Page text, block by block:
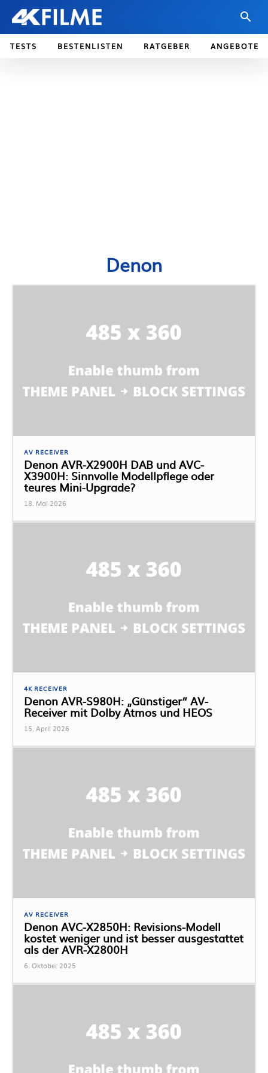
TESTS BESTENLISTEN RATGEBER ANGEBOTE
Denon
AV RECEIVER
Denon AVR-X2900H DAB und AVC-
X3900H: Sinnvolle Modellpflege oder
teures Mini-Upgrade?
18. Mai 2026
4K RECEIVER
Denon AVR-S980H: „Günstiger“ AV-
Receiver mit Dolby Atmos und HEOS
15. April 2026
AV RECEIVER
Denon AVC-X2850H: Revisions-Modell
kostet weniger und ist besser ausgestattet
als der AVR-X2800H
6. Oktober 2025